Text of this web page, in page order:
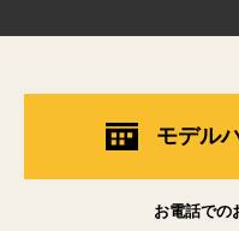
モデル
お電話での